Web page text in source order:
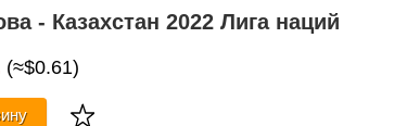
- Казахстан 2022 Лига наций
(≈$0.61)